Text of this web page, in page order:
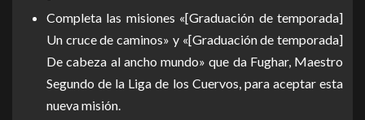
Completa las misiones «[Graduación de temporada]
Un cruce de caminos» y «[Graduación de temporada]
De cabeza al ancho mundo» que da Fughar, Maestro
Segundo de la Liga de los Cuervos, para aceptar esta
nueva misión.